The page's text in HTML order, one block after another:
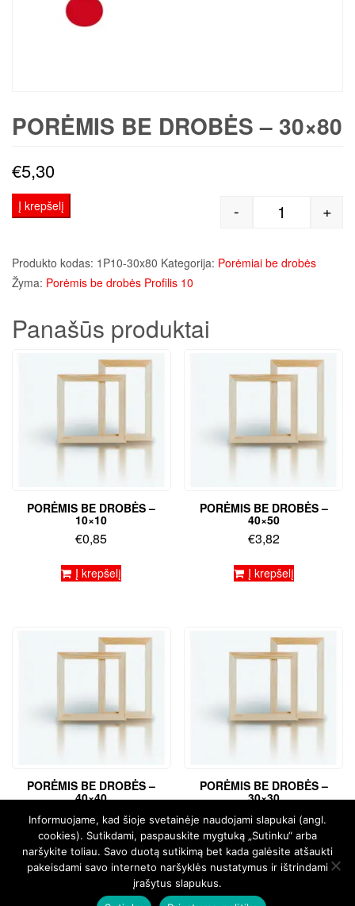
PORĖMIS BE DROBĖS – 30×80
€5,30
produkto
- +
Į krepšelį
Produkto kodas: 1P10-30x80 Kategorija: Porėmiai be drobės
Žyma: Porėmis be drobės Profilis 10
Panašūs produktai
PORĖMIS BE DROBĖS –
10×10
€0,85
Į krepšelį
PORĖMIS BE DROBĖS –
40×50
€3,82
Į krepšelį
PORĖMIS BE DROBĖS –
40×40
€3,39
Į krepšelį
PORĖMIS BE DROBĖS –
30×30
€ 2,54
Į krepšelį
Informuojame, kad šioje svetainėje naudojami slapukai (angl.
cookies). Sutikdami, paspauskite mygtuką „Sutinku“ arba
naršykite toliau. Savo duotą sutikimą bet kada galėsite atšaukti
pakeisdami savo interneto naršyklės nustatymus ir ištrindami
įrašytus slapukus.